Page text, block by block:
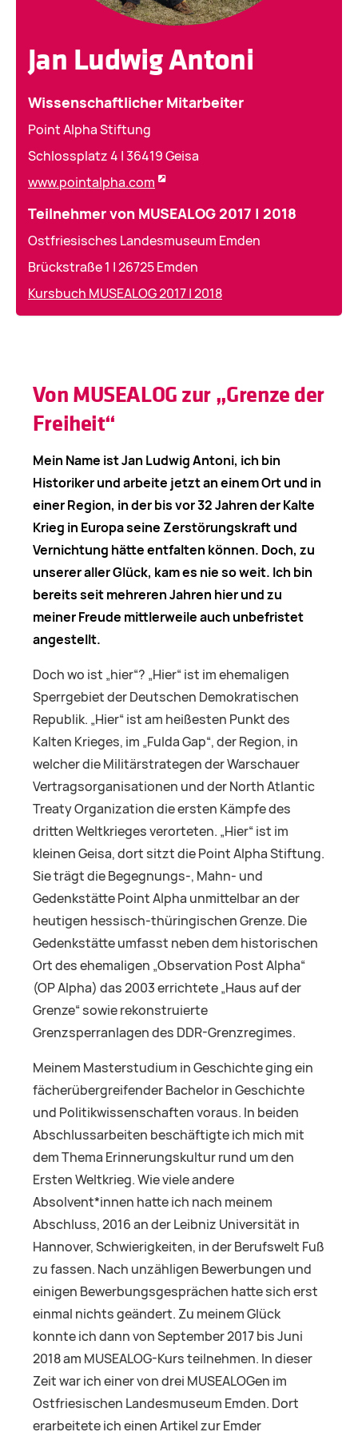
Jan Ludwig Antoni
Wissenschaftlicher Mitarbeiter
Point Alpha Stiftung
Schlossplatz 4 | 36419 Geisa
www.pointalpha.com
Teilnehmer von MUSEALOG 2017 | 2018
Ostfriesisches Landesmuseum Emden
Brückstraße 1 | 26725 Emden
Kursbuch MUSEALOG 2017 | 2018
Von MUSEALOG zur „Grenze der
Freiheit“
Mein Name ist Jan Ludwig Antoni, ich bin
Historiker und arbeite jetzt an einem Ort und in
einer Region, in der bis vor 32 Jahren der Kalte
Krieg in Europa seine Zerstörungskraft und
Vernichtung hätte entfalten können. Doch, zu
unserer aller Glück, kam es nie so weit. Ich bin
bereits seit mehreren Jahren hier und zu
meiner Freude mittlerweile auch unbefristet
angestellt.
Doch wo ist „hier“? „Hier“ ist im ehemaligen
Sperrgebiet der Deutschen Demokratischen
Republik. „Hier“ ist am heißesten Punkt des
Kalten Krieges, im „Fulda Gap“, der Region, in
welcher die Militärstrategen der Warschauer
Vertragsorganisationen und der North Atlantic
Treaty Organization die ersten Kämpfe des
dritten Weltkrieges verorteten. „Hier“ ist im
kleinen Geisa, dort sitzt die Point Alpha Stiftung.
Sie trägt die Begegnungs-, Mahn- und
Gedenkstätte Point Alpha unmittelbar an der
heutigen hessisch-thüringischen Grenze. Die
Gedenkstätte umfasst neben dem historischen
Ort des ehemaligen „Observation Post Alpha“
(OP Alpha) das 2003 errichtete „Haus auf der
Grenze“ sowie rekonstruierte
Grenzsperranlagen des DDR-Grenzregimes.
Meinem Masterstudium in Geschichte ging ein
fächerübergreifender Bachelor in Geschichte
und Politikwissenschaften voraus. In beiden
Abschlussarbeiten beschäftigte ich mich mit
dem Thema Erinnerungskultur rund um den
Ersten Weltkrieg. Wie viele andere
Absolvent*innen hatte ich nach meinem
Abschluss, 2016 an der Leibniz Universität in
Hannover, Schwierigkeiten, in der Berufswelt Fuß
zu fassen. Nach unzähligen Bewerbungen und
einigen Bewerbungsgesprächen hatte sich erst
einmal nichts geändert. Zu meinem Glück
konnte ich dann von September 2017 bis Juni
2018 am MUSEALOG-Kurs teilnehmen. In dieser
Zeit war ich einer von drei MUSEALOGen im
Ostfriesischen Landesmuseum Emden. Dort
erarbeitete ich einen Artikel zur Emder